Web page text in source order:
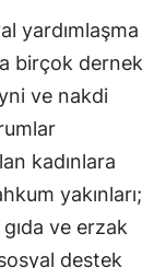
yardımlaşma
birçok dernek
ve nakdi
kadınlara
yakınları;
ve erzak
destek